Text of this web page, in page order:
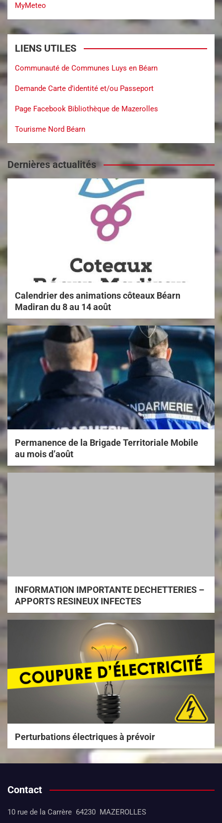
MyMeteo
LIENS UTILES
Communauté de Communes Luys en Béarn
Demande Carte d’identité et/ou Passeport
Page Facebook Bibliothèque de Mazerolles
Tourisme Nord Béarn
Dernières actualités
Calendrier des animations côteaux Béarn
Madiran du 8 au 14 août
Permanence de la Brigade Territoriale Mobile
au mois d’août
INFORMATION IMPORTANTE DECHETTERIES –
APPORTS RESINEUX INFECTES
Perturbations électriques à prévoir
Contact
10 rue de la Carrère 64230 MAZEROLLES